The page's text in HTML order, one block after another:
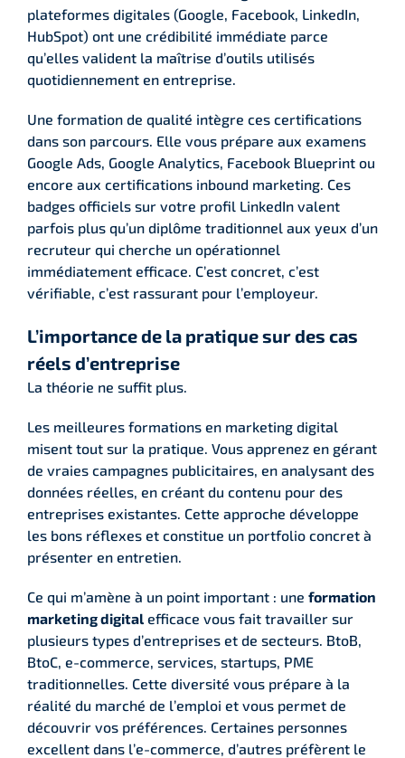
plateformes digitales (Google, Facebook, LinkedIn,
HubSpot) ont une crédibilité immédiate parce
qu’elles valident la maîtrise d’outils utilisés
quotidiennement en entreprise.
Une formation de qualité intègre ces certifications
dans son parcours. Elle vous prépare aux examens
Google Ads, Google Analytics, Facebook Blueprint ou
encore aux certifications inbound marketing. Ces
badges officiels sur votre profil LinkedIn valent
parfois plus qu’un diplôme traditionnel aux yeux d’un
recruteur qui cherche un opérationnel
immédiatement efficace. C’est concret, c’est
vérifiable, c’est rassurant pour l’employeur.
L’importance de la pratique sur des cas
réels d’entreprise
La théorie ne suffit plus.
Les meilleures formations en marketing digital
misent tout sur la pratique. Vous apprenez en gérant
de vraies campagnes publicitaires, en analysant des
données réelles, en créant du contenu pour des
entreprises existantes. Cette approche développe
les bons réflexes et constitue un portfolio concret à
présenter en entretien.
Ce qui m’amène à un point important : une formation
marketing digital efficace vous fait travailler sur
plusieurs types d’entreprises et de secteurs. BtoB,
BtoC, e-commerce, services, startups, PME
traditionnelles. Cette diversité vous prépare à la
réalité du marché de l’emploi et vous permet de
découvrir vos préférences. Certaines personnes
excellent dans l’e-commerce, d’autres préfèrent le